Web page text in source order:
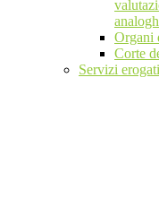
Organi
Corte
Servizi erogati